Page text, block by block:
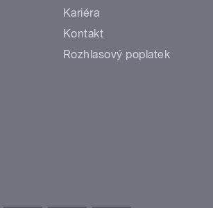
Kariéra
Kontakt
Rozhlasový poplatek